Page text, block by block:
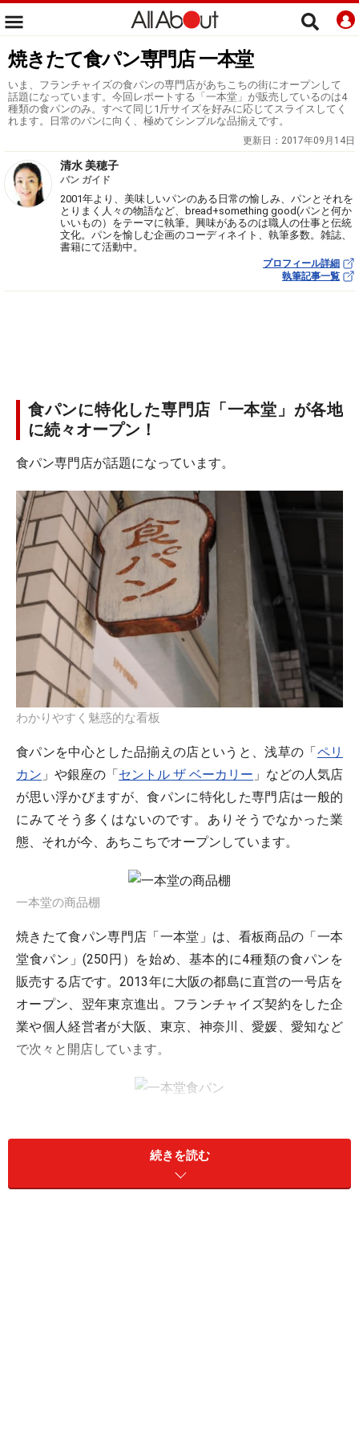
焼きたて食パン専門店 一本堂
いま、フランチャイズの食パンの専門店があちこちの街にオープンして
話題になっています。今回レポートする「一本堂」が販売しているのは4
種類の食パンのみ。すべて同じ1斤サイズを好みに応じてスライスしてく
れます。日常のパンに向く、極めてシンプルな品揃えです。
更新日： 2017年09月14日
清水 美穂子
パン ガイド
2001年より、美味しいパンのある日常の愉しみ、パンとそれを
とりまく人々の物語など、bread+something good(パンと何か
いいもの）をテーマに執筆。興味があるのは職人の仕事と伝統
文化。パンを愉しむ企画のコーディネイト、執筆多数。雑誌、
書籍にて活動中。
プロフィール詳細
執筆記事一覧
食パンに特化した専門店「一本堂」が各地
に続々オープン！
食パン専門店が話題になっています。
わかりやすく魅惑的な看板
食パンを中心とした品揃えの店というと、浅草の「 ペリ
カン 」や銀座の「 セントル ザ ベーカリー 」などの人気店
が思い浮かびますが、食パンに特化した専門店は一般的
にみてそう多くはないのです。ありそうでなかった業
態、それが今、あちこちでオープンしています。
一本堂の商品棚
焼きたて食パン専門店「一本堂」は、看板商品の「一本
堂食パン」(250円）を始め、基本的に4種類の食パンを
販売する店です。2013年に大阪の都島に直営の一号店を
オープン、翌年東京進出。フランチャイズ契約をした企
業や個人経営者が大阪、東京、神奈川、愛媛、愛知など
で次々と開店しています。
この理由はあとで述べます。スーパーやコンビニエンス
ストアの食パンに比べ100円ほど高価かもしれません
続きを読む